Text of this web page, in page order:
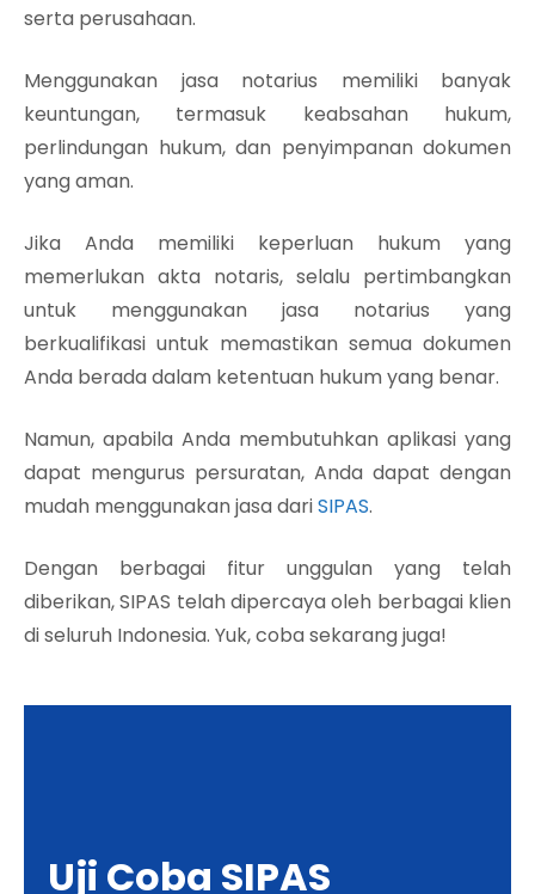
serta perusahaan.
Menggunakan jasa notarius memiliki banyak
keuntungan, termasuk keabsahan hukum,
perlindungan hukum, dan penyimpanan dokumen
yang aman.
Jika Anda memiliki keperluan hukum yang
memerlukan akta notaris, selalu pertimbangkan
untuk menggunakan jasa notarius yang
berkualifikasi untuk memastikan semua dokumen
Anda berada dalam ketentuan hukum yang benar.
Namun, apabila Anda membutuhkan aplikasi yang
dapat mengurus persuratan, Anda dapat dengan
mudah menggunakan jasa dariSIPAS.
Dengan berbagai fitur unggulan yang telah
diberikan, SIPAS telah dipercaya oleh berbagai klien
di seluruh Indonesia. Yuk, coba sekarang juga!
Uji Coba SIPAS